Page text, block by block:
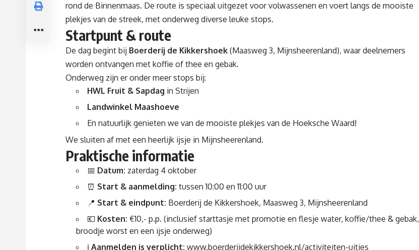
rond de Binnenmaas. De route is speciaal uitgezet voor volwassenen en voert langs de mooiste
plekjes van de streek, met onderweg diverse leuke stops.
Startpunt & route
De dag begint bij Boerderij de Kikkershoek (Maasweg 3, Mijnsheerenland), waar deelnemers
worden ontvangen met koffie of thee en gebak.
Onderweg zijn er onder meer stops bij:
HWL Fruit & Sapdag in Strijen
Landwinkel Maashoeve
En natuurlijk genieten we van de mooiste plekjes van de Hoeksche Waard!
We sluiten af met een heerlijk ijsje in Mijnsheerenland.
Praktische informatie
📅 Datum: zaterdag 4 oktober
⏰ Start & aanmelding: tussen 10:00 en 11:00 uur
📍 Start & eindpunt: Boerderij de Kikkershoek, Maasweg 3, Mijnsheerenland
💶 Kosten: €10,- p.p. (inclusief starttasje met promotie en flesje water, koffie/thee & gebak,
broodje worst en een ijsje onderweg)
ℹ️ Aanmelden is verplicht: www.boerderijdekikkershoek.nl/activiteiten-uitjes